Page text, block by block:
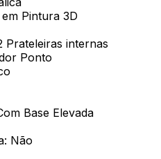
Pintura 3D
Prateleiras internas
Ponto
Base Elevada
Não